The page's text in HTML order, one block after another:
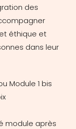
des
éthique et
dans leur
Module 1 bis
module après